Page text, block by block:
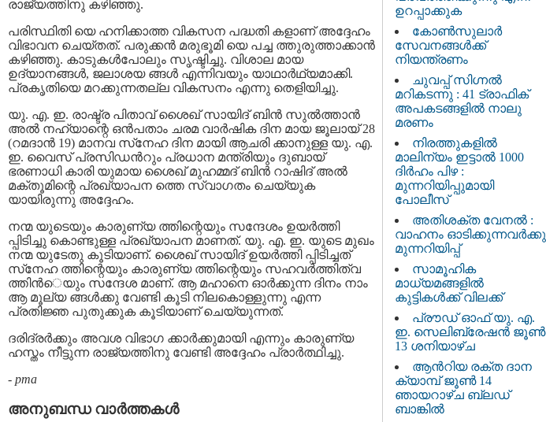
രാജ്യത്തിനു കഴിഞ്ഞു.
പരിസ്ഥിതി യെ ഹനിക്കാത്ത വികസന പദ്ധതി കളാണ് അദ്ദേഹം
വിഭാവന ചെയ്തത്. പരുക്കന്‍ മരുഭൂമി യെ പച്ച ത്തുരുത്താക്കാന്‍
കഴിഞ്ഞു. കാടുകള്‍പോലും സൃഷ്ടിച്ചു. വിശാല മായ
ഉദ്യാനങ്ങള്‍, ജലാശയ ങ്ങള്‍ എന്നിവയും യാഥാര്‍ഥ്യമാക്കി.
പ്രകൃതിയെ മറക്കുന്നതല്ല വികസനം എന്നു തെളിയിച്ചു.
യു. എ. ഇ. രാഷ്ട്ര പിതാവ് ശൈഖ് സായിദ്‌ ബിന്‍ സുല്‍ത്താന്‍
അല്‍ നഹ്യാന്റെ ഒന്‍പതാം ചരമ വാര്‍ഷിക ദിന മായ ജൂലായ് 28
(റമദാന്‍ 19) മാനവ സ്‌നേഹ ദിന മായി ആചരി ക്കാനുള്ള യു. എ.
ഇ. വൈസ് പ്രസിഡന്‍റും പ്രധാന മന്ത്രിയും ദുബായ്
ഭരണാധി കാരി യുമായ ശൈഖ് മുഹമ്മദ് ബിന്‍ റാഷിദ് അല്‍
മക്തൂമിന്റെ പ്രഖ്യാപന ത്തെ സ്വാഗതം ചെയ്യുക
യായിരുന്നു അദ്ദേഹം.
നന്മ യുടെയും കാരുണ്യ ത്തിന്റെയും സന്ദേശം ഉയര്‍ത്തി
പ്പിടിച്ചു കൊണ്ടുള്ള പ്രഖ്യാപന മാണത്. യു. എ. ഇ. യുടെ മുഖം
നന്മ യുടേതു കൂടിയാണ്. ശൈഖ് സായിദ് ഉയര്‍ത്തി പ്പിടിച്ചത്
സ്‌നേഹ ത്തിന്റെയും കാരുണ്യ ത്തിന്റെയും സഹവര്‍ത്തിത്വ
ത്തിന്‍െയും സന്ദേശ മാണ്. ആ മഹാനെ ഓര്‍ക്കുന്ന ദിനം നാം
ആ മൂല്യ ങ്ങള്‍ക്കു വേണ്ടി കൂടി നിലകൊള്ളുന്നു എന്ന
പ്രതിജ്ഞ പുതുക്കുക കൂടിയാണ് ചെയ്യുന്നത്.
ദരിദ്രര്‍ക്കും അവശ വിഭാഗ ക്കാര്‍ക്കുമായി എന്നും കാരുണ്യ
ഹസ്തം നീട്ടുന്ന രാജ്യത്തിനു വേണ്ടി അദ്ദേഹം പ്രാര്‍ത്ഥിച്ചു.
- pma
അനുബന്ധ വാര്‍ത്തകള്‍
ഉറപ്പാക്കുക
കോൺസുലാർ
സേവനങ്ങൾക്ക്
നിയന്ത്രണം
ചുവപ്പ് സിഗ്നൽ
മറികടന്നു : 41 ട്രാഫിക്
അപകടങ്ങളിൽ നാലു
മരണം
നിരത്തുകളിൽ
മാലിന്യം ഇട്ടാൽ 1000
ദിർഹം പിഴ :
മുന്നറിയിപ്പുമായി
പോലീസ്
അതിശക്ത വേനൽ :
വാഹനം ഓടിക്കുന്നവർക്കു
മുന്നറിയിപ്പ്
സാമൂഹിക
മാധ്യമങ്ങളിൽ
കുട്ടികൾക്ക് വിലക്ക്
പ്രൗഡ് ഓഫ് യു. എ.
ഇ. സെലിബ്രേഷൻ ജൂൺ
13 ശനിയാഴ്ച
ആൻറിയ രക്ത ദാന
ക്യാമ്പ് ജൂൺ 14
ഞായറാഴ്ച ബ്ലഡ്
ബാങ്കിൽ